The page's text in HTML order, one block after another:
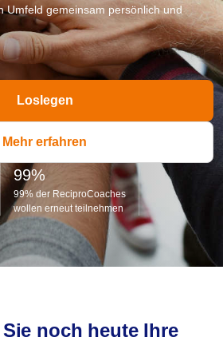
Umfeld gemeinsam persönlich und
Loslegen
Mehr erfahren
99%
99% der ReciproCoaches
wollen erneut teilnehmen
noch heute Ihre